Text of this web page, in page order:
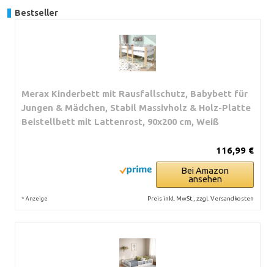
Bestseller
Merax Kinderbett mit Rausfallschutz, Babybett für
Jungen & Mädchen, Stabil Massivholz & Holz-Platte
Beistellbett mit Lattenrost, 90x200 cm, Weiß
116,99 €
Bei Amazon
ansehen
* Anzeige Preis inkl. MwSt., zzgl. Versandkosten